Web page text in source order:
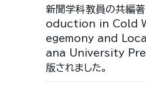
新聞学科教員の共
oduction in Cold
egemony and
ana University
版されました。